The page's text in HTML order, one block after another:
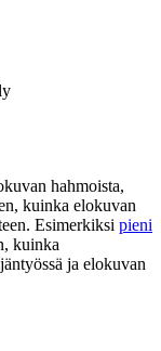
hahmoista,
kuinka elokuvan
Esimerkiksi pieni
kuinka
ja elokuvan